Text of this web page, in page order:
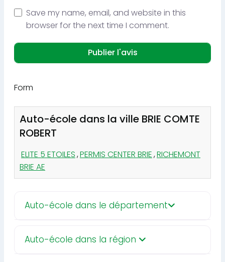
Save my name, email, and website in this
browser for the next time I comment.
Form
Auto-école dans la ville BRIE COMTE
ROBERT
ELITE 5 ETOILES,PERMIS CENTER BRIE,RICHEMONT
BRIE AE
Auto-école dans le département
Auto-école dans la région